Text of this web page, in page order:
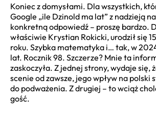
Koniec z domysłami. Dla wszystkich,
Google „ile Dzinold ma lat” z nadzieją
konkretną odpowiedź – proszę bardzo.
właściwie Krystian Rokicki, urodził się
roku. Szybka matematyka i… tak, w
lat. Rocznik 98. Szczerze? Mnie ta
zaskoczyła. Z jednej strony, wydaje się,
scenie od zawsze, jego wpływ na polski
do podważenia. Z drugiej – to wciąż
gość.